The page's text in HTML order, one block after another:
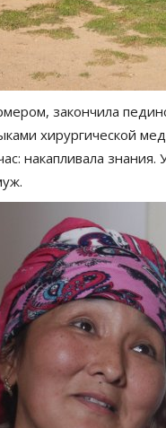
закончила
хирургической
накапливала знания.